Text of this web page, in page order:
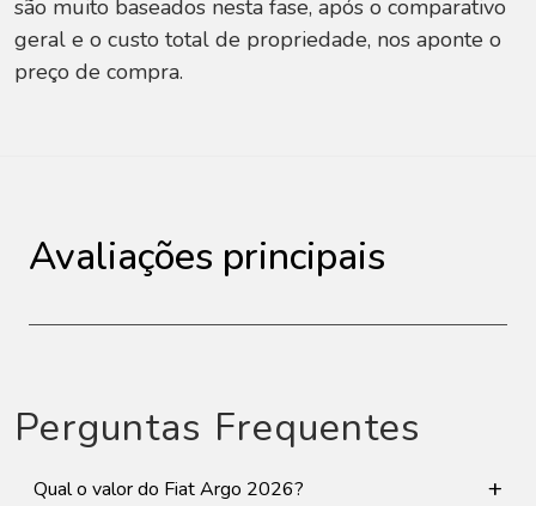
são muito baseados nesta fase, após o comparativo
geral e o custo total de propriedade, nos aponte o
preço de compra.
Avaliações principais
Perguntas Frequentes
Qual o valor do Fiat Argo 2026? +